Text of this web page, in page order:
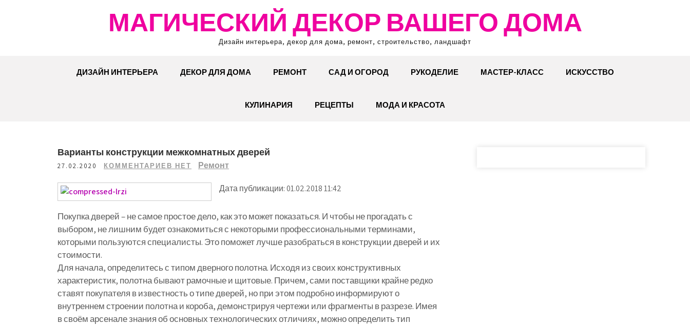
МАГИЧЕСКИЙ ДЕКОР ВАШЕГО ДОМА
Дизайн интерьера, декор для дома, ремонт, строительство, ландшафт
ДИЗАЙН ИНТЕРЬЕРА ДЕКОР ДЛЯ ДОМА РЕМОНТ САД И ОГОРОД РУКОДЕЛИЕ МАСТЕР-КЛАСС ИСКУССТВО
КУЛИНАРИЯ РЕЦЕПТЫ МОДА И КРАСОТА
Варианты конструкции межкомнатных дверей
27.02.2020 КОММЕНТАРИЕВ НЕТ Ремонт
Дата публикации: 01.02.2018 11:42
Покупка дверей – не самое простое дело, как это может показаться. И чтобы не прогадать с
выбором, не лишним будет ознакомиться с некоторыми профессиональными терминами,
которыми пользуются специалисты. Это поможет лучше разобраться в конструкции дверей и их
стоимости.
Для начала, определитесь с типом дверного полотна. Исходя из своих конструктивных
характеристик, полотна бывают рамочные и щитовые. Причем, сами поставщики крайне редко
ставят покупателя в известность о типе дверей, но при этом подробно информируют о
внутреннем строении полотна и короба, демонстрируя чертежи или фрагменты в разрезе. Имея
в своём арсенале знания об основных технологических отличиях, можно определить тип